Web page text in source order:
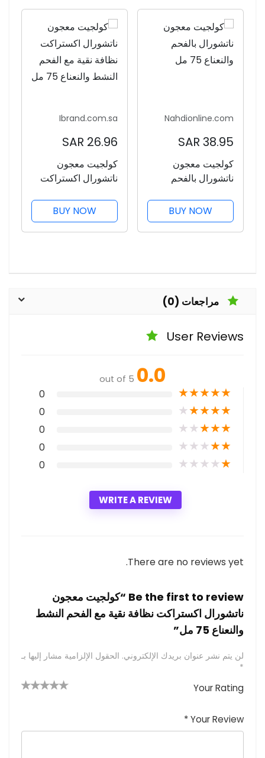
Nahdionline.com
38.95 SAR
كولجيت معجون
ناتشورال بالفحم
BUY NOW
Ibrand.com.sa
26.96 SAR
كولجيت معجون
ناتشورال اكستراكت
النشط والنعناع 75 مل
BUY NOW
مراجعات (0)
User Reviews
0.0
out of 5
★
★
★
★
★
0
★
★
★
★
★
0
★
★
★
★
★
0
★
★
★
★
★
0
★
★
★
★
★
0
WRITE A REVIEW
There are no reviews yet.
Be the first to review “كولجيت معجون
ناتشورال اكستراكت نظافة نقية مع الفحم النشط
والنعناع 75 مل”
لن يتم نشر عنوان بريدك الإلكتروني. الحقول الإلزامية مشار إليها بـ
*
Your Rating
ن
أصلنجومنجوم
Your Review
*